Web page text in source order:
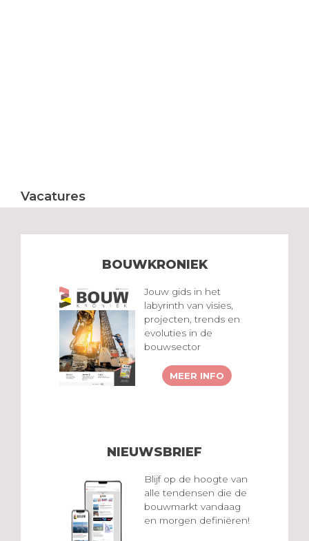
Vacatures
BOUWKRONIEK
Jouw gids in het
labyrinth van visies,
projecten, trends en
evoluties in de
bouwsector
MEER INFO
NIEUWSBRIEF
Blijf op de hoogte van
alle tendensen die de
bouwmarkt vandaag
en morgen definiëren!